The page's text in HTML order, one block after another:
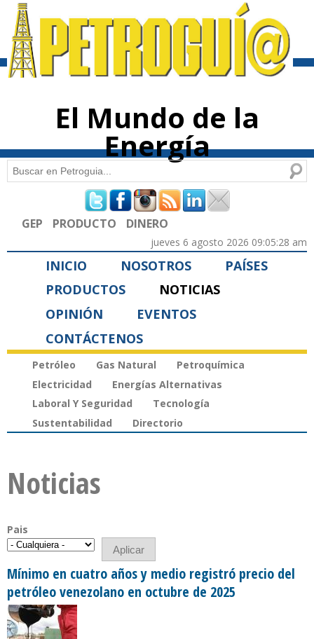
contenido
El Mundo de la
Energía
Formulario de búsqueda
Buscar
GEP PRODUCTO DINERO
jueves 6 agosto 2026 09:05:28 am
INICIO NOSOTROS
PAÍSES
PRODUCTOS
NOTICIAS
OPINIÓN
EVENTOS
CONTÁCTENOS
Petróleo Gas Natural
Petroquímica
Electricidad
Energías Alternativas
Laboral Y Seguridad
Tecnología
Sustentabilidad
Directorio
Noticias
Pais
Mínimo en cuatro años y medio registró precio del
petróleo venezolano en octubre de 2025